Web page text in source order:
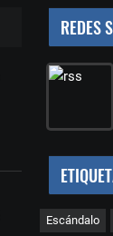
REDES
Escándalo